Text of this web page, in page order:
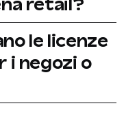
retail?
le licenze
i negozi o